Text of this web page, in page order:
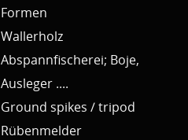
Formen
Wallerholz
Abspannfischerei; Boje,
Ausleger ....
Ground spikes / tripod
Rübenmelder